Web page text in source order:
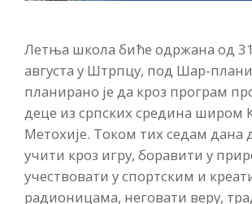
Летња школа биће одржана од
августа у Штрпцу, под Шар-
планирано је да кроз програм
деце из српских средина широм
Метохије. Током тих седам дана
учити кроз игру, боравити у
учествовати у спортским и
радионицама, неговати веру,